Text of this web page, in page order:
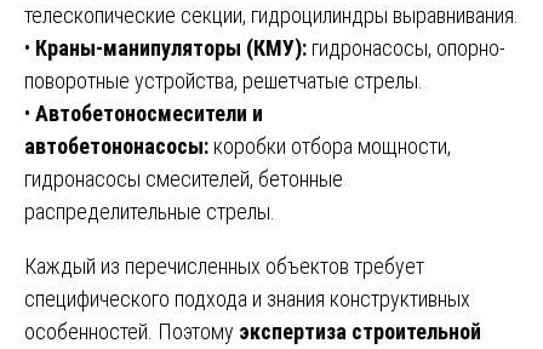
телескопические секции, гидроцилиндры выравнивания.
• Краны-манипуляторы (КМУ): гидронасосы, опорно-
поворотные устройства, решетчатые стрелы.
• Автобетоносмесители и
автобетононасосы: коробки отбора мощности,
гидронасосы смесителей, бетонные
распределительные стрелы.
Каждый из перечисленных объектов требует
специфического подхода и знания конструктивных
особенностей. Поэтому экспертиза строительной